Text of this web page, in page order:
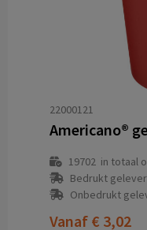
22000121
19702in totaal
Bedrukt
Onbedrukt
Vanaf € 3,02